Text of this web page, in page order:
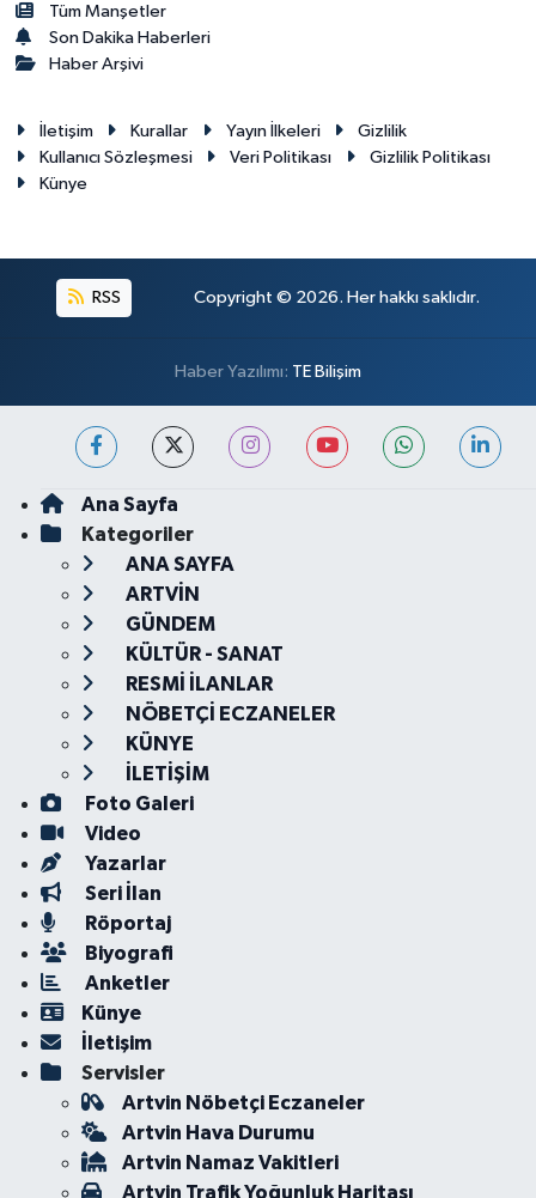
Tüm Manşetler
Son Dakika Haberleri
Haber Arşivi
İletişim Kurallar Yayın İlkeleri
Gizlilik
Kullanıcı Sözleşmesi
Veri Politikası
Gizlilik Politikası
Künye
RSS Copyright © 2026. Her hakkı saklıdır.
Haber Yazılımı: TE Bilişim
Ana Sayfa
Kategoriler
ANA SAYFA
ARTVİN
GÜNDEM
KÜLTÜR - SANAT
RESMİ İLANLAR
NÖBETÇİ ECZANELER
KÜNYE
İLETİŞİM
Foto Galeri
Video
Yazarlar
Seri İlan
Röportaj
Biyografi
Anketler
Künye
İletişim
Servisler
Artvin Nöbetçi Eczaneler
Artvin Hava Durumu
Artvin Namaz Vakitleri
Artvin Trafik Yoğunluk Haritası